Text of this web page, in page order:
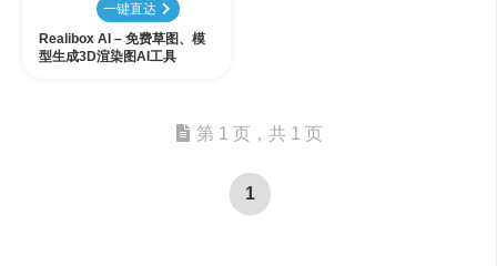
一键直达
Realibox AI – 免费草图、模
型生成3D渲染图AI工具
第 1 页，共 1 页
1